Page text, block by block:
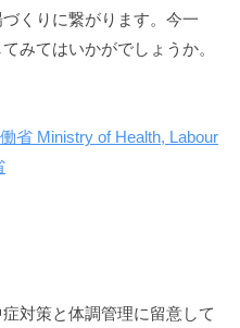
くりに繋がります。今一
みてはいかがでしょうか。
省 Ministry of Health, Labour
対策と体調管理に留意して